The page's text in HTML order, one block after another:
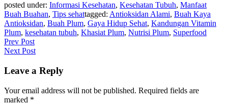
posted under: Informasi Kesehatan, Kesehatan Tubuh, Manfaat
Buah Buahan, Tips sehattagged: Antioksidan Alami, Buah Kaya
Antioksidan, Buah Plum, Gaya Hidup Sehat, Kandungan Vitamin
Plum, kesehatan tubuh, Khasiat Plum, Nutrisi Plum, Superfood
Post
navigation
Prev Post
Next Post
Leave a Reply
Your email address will not be published. Required fields are
marked *